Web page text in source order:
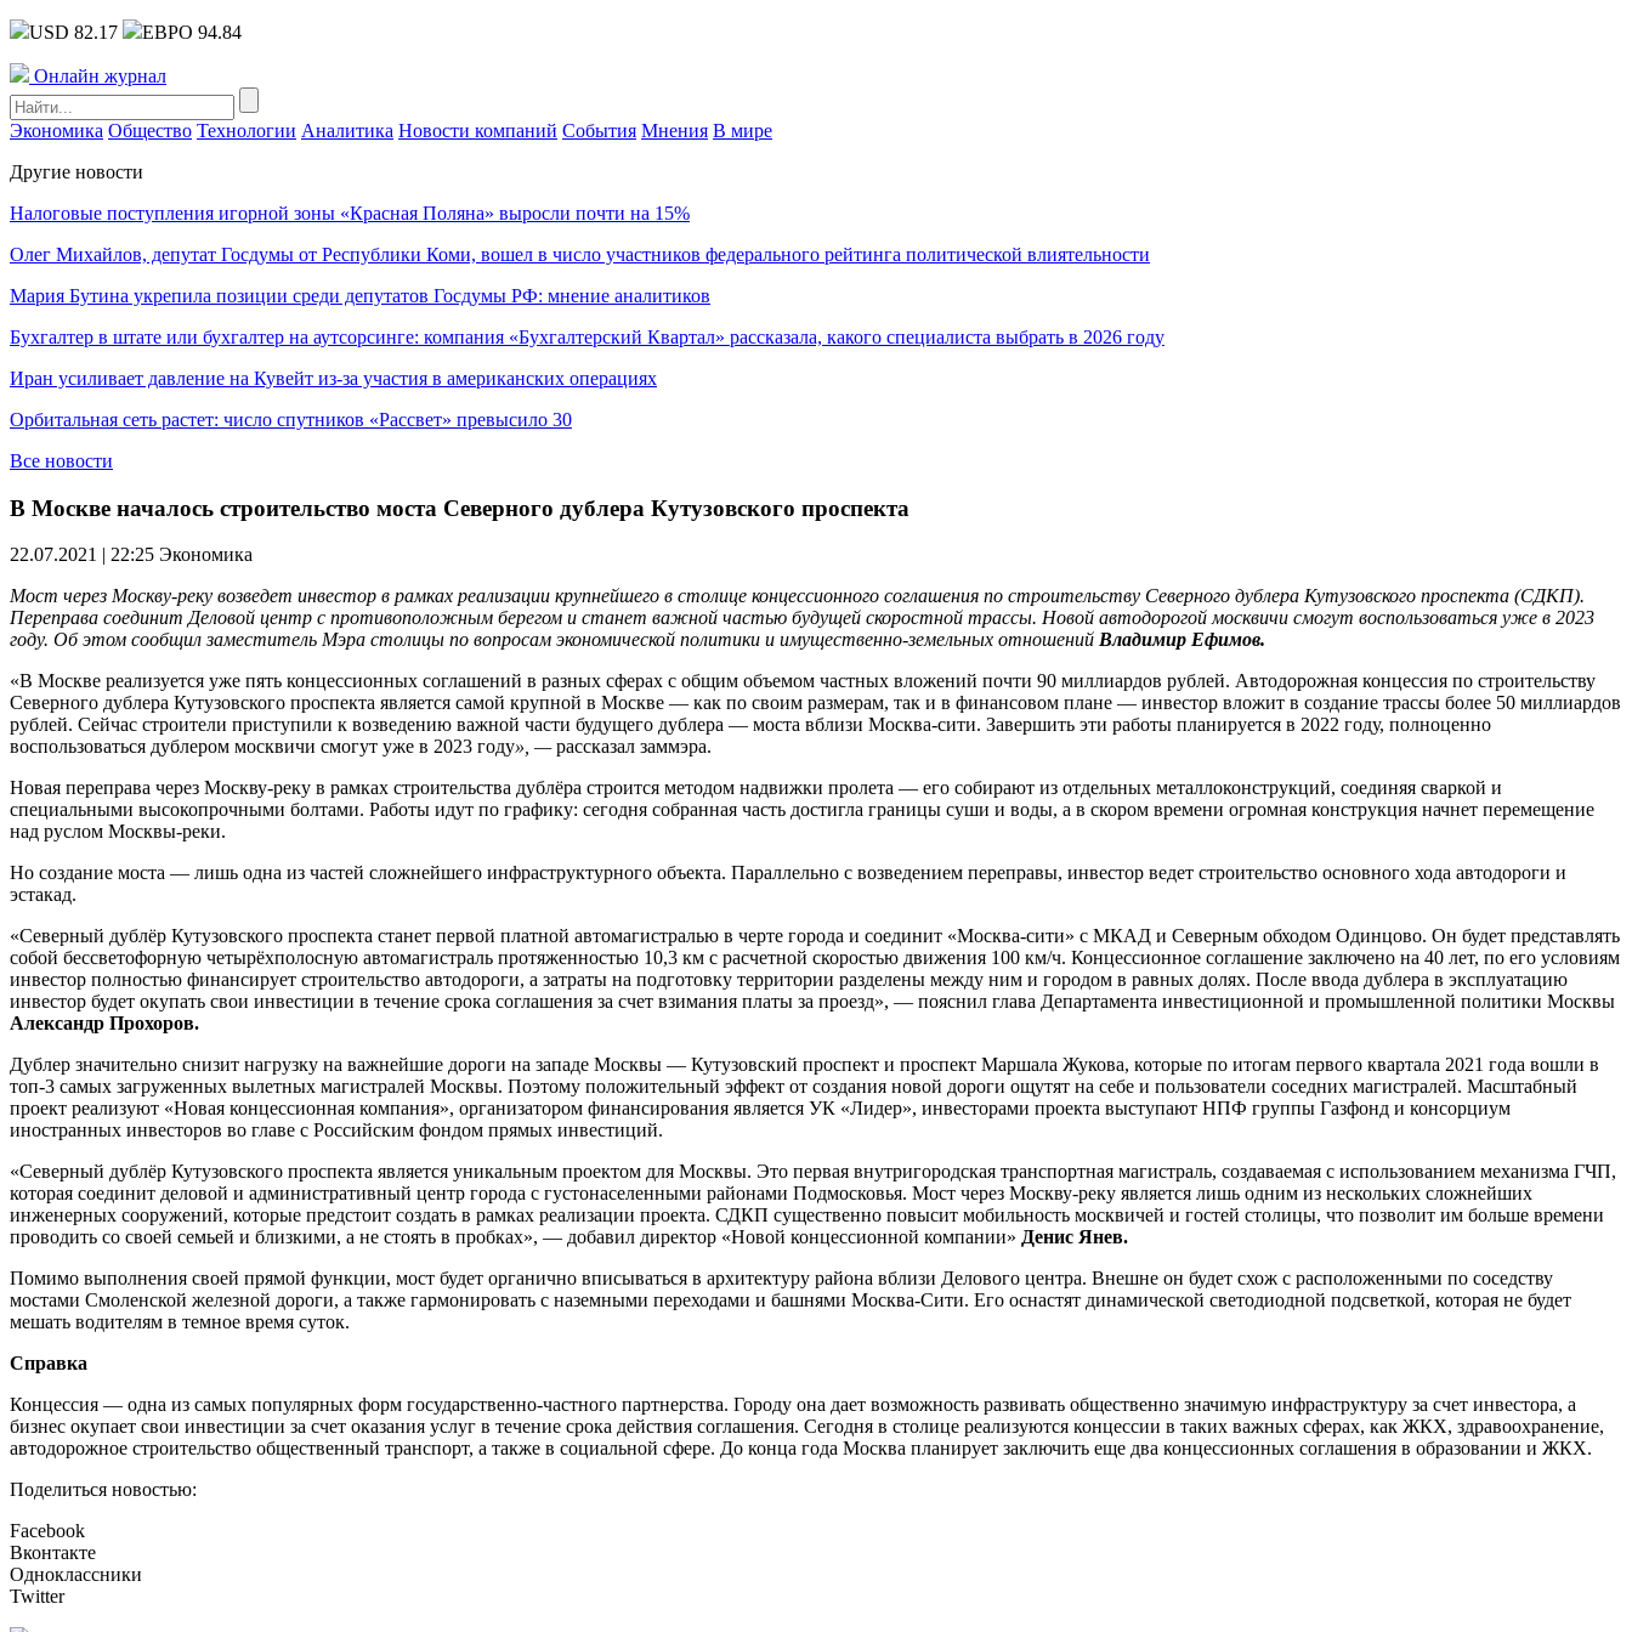
USD 82.17 ЕВРО 94.84
Онлайн журнал
Экономика Общество Технологии Аналитика Новости компаний События Мнения В мире
Другие новости
Налоговые поступления игорной зоны «Красная Поляна» выросли почти на 15%
Олег Михайлов, депутат Госдумы от Республики Коми, вошел в число участников федерального рейтинга политической влиятельности
Мария Бутина укрепила позиции среди депутатов Госдумы РФ: мнение аналитиков
Бухгалтер в штате или бухгалтер на аутсорсинге: компания «Бухгалтерский Квартал» рассказала, какого специалиста выбрать в 2026 году
Иран усиливает давление на Кувейт из-за участия в американских операциях
Орбитальная сеть растет: число спутников «Рассвет» превысило 30
Все новости
В Москве началось строительство моста Северного дублера Кутузовского проспекта
22.07.2021 | 22:25 Экономика
Мост через Москву-реку возведет инвестор в рамках реализации крупнейшего в столице концессионного соглашения по строительству Северного дублера Кутузовского проспекта (СДКП).
Переправа соединит Деловой центр с противоположным берегом и станет важной частью будущей скоростной трассы. Новой автодорогой москвичи смогут воспользоваться уже в 2023
году. Об этом сообщил заместитель Мэра столицы по вопросам экономической политики и имущественно-земельных отношений Владимир Ефимов.
«В Москве реализуется уже пять концессионных соглашений в разных сферах с общим объемом частных вложений почти 90 миллиардов рублей. Автодорожная концессия по строительству
Северного дублера Кутузовского проспекта является самой крупной в Москве — как по своим размерам, так и в финансовом плане — инвестор вложит в создание трассы более 50 миллиардов
рублей. Сейчас строители приступили к возведению важной части будущего дублера — моста вблизи Москва-сити. Завершить эти работы планируется в 2022 году, полноценно
воспользоваться дублером москвичи смогут уже в 2023 году», —рассказал заммэра.
Новая переправа через Москву-реку в рамках строительства дублёра строится методом надвижки пролета — его собирают из отдельных металлоконструкций, соединяя сваркой и
специальными высокопрочными болтами. Работы идут по графику: сегодня собранная часть достигла границы суши и воды, а в скором времени огромная конструкция начнет перемещение
над руслом Москвы-реки.
Но создание моста — лишь одна из частей сложнейшего инфраструктурного объекта. Параллельно с возведением переправы, инвестор ведет строительство основного хода автодороги и
эстакад.
«Северный дублёр Кутузовского проспекта станет первой платной автомагистралью в черте города и соединит «Москва-сити» с МКАД и Северным обходом Одинцово. Он будет представлять
собой бессветофорную четырёхполосную автомагистраль протяженностью 10,3 км с расчетной скоростью движения 100 км/ч. Концессионное соглашение заключено на 40 лет, по его условиям
инвестор полностью финансирует строительство автодороги, а затраты на подготовку территории разделены между ним и городом в равных долях. После ввода дублера в эксплуатацию
инвестор будет окупать свои инвестиции в течение срока соглашения за счет взимания платы за проезд», — пояснил глава Департамента инвестиционной и промышленной политики Москвы
Александр Прохоров.
Дублер значительно снизит нагрузку на важнейшие дороги на западе Москвы — Кутузовский проспект и проспект Маршала Жукова, которые по итогам первого квартала 2021 года вошли в
топ-3 самых загруженных вылетных магистралей Москвы. Поэтому положительный эффект от создания новой дороги ощутят на себе и пользователи соседних магистралей. Масштабный
проект реализуют «Новая концессионная компания», организатором финансирования является УК «Лидер», инвесторами проекта выступают НПФ группы Газфонд и консорциум
иностранных инвесторов во главе с Российским фондом прямых инвестиций.
«Северный дублёр Кутузовского проспекта является уникальным проектом для Москвы. Это первая внутригородская транспортная магистраль, создаваемая с использованием механизма ГЧП,
которая соединит деловой и административный центр города с густонаселенными районами Подмосковья. Мост через Москву-реку является лишь одним из нескольких сложнейших
инженерных сооружений, которые предстоит создать в рамках реализации проекта. СДКП существенно повысит мобильность москвичей и гостей столицы, что позволит им больше времени
проводить со своей семьей и близкими, а не стоять в пробках», — добавил директор «Новой концессионной компании» Денис Янев.
Помимо выполнения своей прямой функции, мост будет органично вписываться в архитектуру района вблизи Делового центра. Внешне он будет схож с расположенными по соседству
мостами Смоленской железной дороги, а также гармонировать с наземными переходами и башнями Москва-Сити. Его оснастят динамической светодиодной подсветкой, которая не будет
мешать водителям в темное время суток.
Справка
Концессия — одна из самых популярных форм государственно-частного партнерства. Городу она дает возможность развивать общественно значимую инфраструктуру за счет инвестора, а
бизнес окупает свои инвестиции за счет оказания услуг в течение срока действия соглашения. Сегодня в столице реализуются концессии в таких важных сферах, как ЖКХ, здравоохранение,
автодорожное строительство общественный транспорт, а также в социальной сфере. До конца года Москва планирует заключить еще два концессионных соглашения в образовании и ЖКХ.
Поделиться новостью:
Facebook
Вконтакте
Одноклассники
Twitter